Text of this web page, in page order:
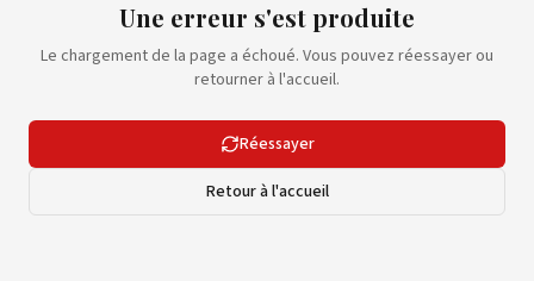
Une erreur s'est produite
Le chargement de la page a échoué. Vous pouvez réessayer ou
retourner à l'accueil.
Réessayer
Retour à l'accueil